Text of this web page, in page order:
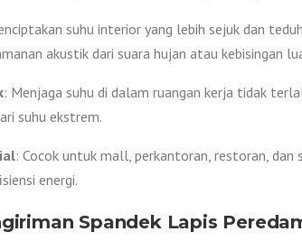
suhu interior yang lebih sejuk dan
akustik dari suara hujan atau kebisingan
: Menjaga suhu di dalam ruangan kerja tidak
suhu ekstrem.
: Cocok untuk mall, perkantoran, restoran,
energi.
Spandek Lapis